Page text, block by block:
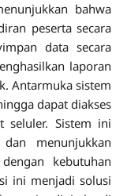
bahwa
peserta secara
data secara
laporan
Antarmuka sistem
dapat diakses
seluler. Sistem ini
menunjukkan
kebutuhan
ini menjadi solusi